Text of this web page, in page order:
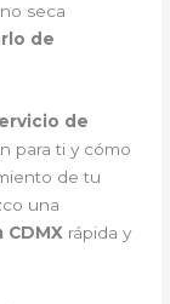
seca
de
de
para ti y cómo
de tu
una
rápida y